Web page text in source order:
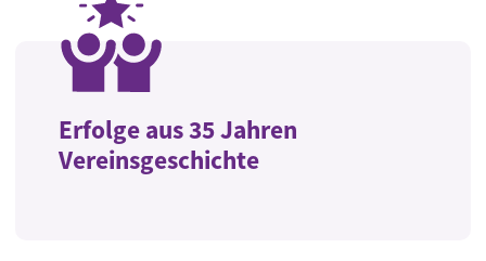
Erfolge aus 35 Jahren
Vereinsgeschichte